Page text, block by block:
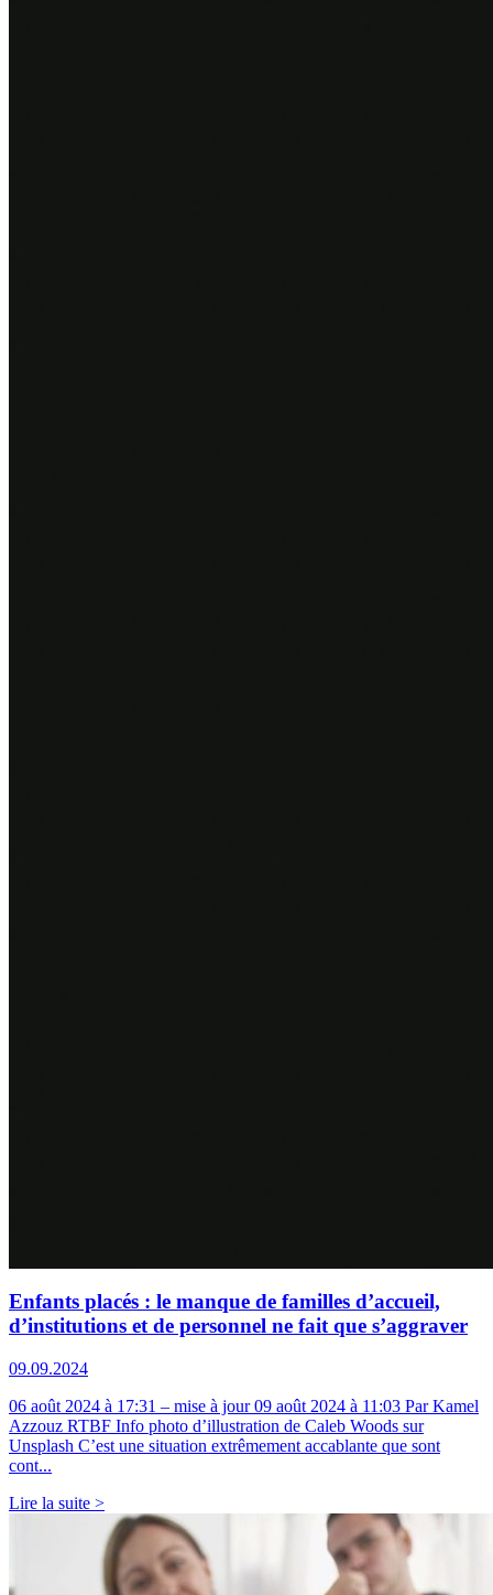
Enfants placés : le manque de familles d’accueil,
d’institutions et de personnel ne fait que s’aggraver
09.09.2024
06 août 2024 à 17:31 – mise à jour 09 août 2024 à 11:03 Par Kamel
Azzouz RTBF Info photo d’illustration de Caleb Woods sur
Unsplash C’est une situation extrêmement accablante que sont
cont...
Lire la suite >